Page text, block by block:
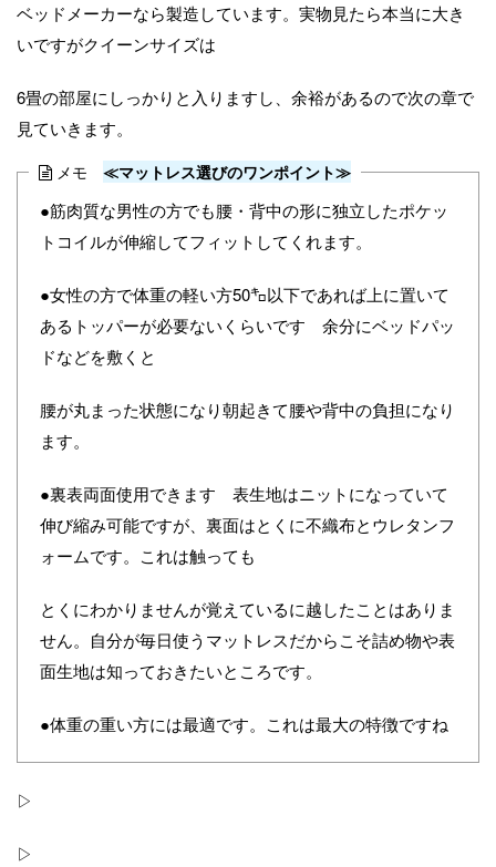
ベッドメーカーなら製造しています。実物見たら本当に大き
いですがクイーンサイズは
6畳の部屋にしっかりと入りますし、余裕があるので次の章で
見ていきます。
メモ ≪マットレス選びのワンポイント≫
●筋肉質な男性の方でも腰・背中の形に独立したポケッ
トコイルが伸縮してフィットしてくれます。
●女性の方で体重の軽い方50㌔以下であれば上に置いて
あるトッパーが必要ないくらいです 余分にベッドパッ
ドなどを敷くと
腰が丸まった状態になり朝起きて腰や背中の負担になり
ます。
●裏表両面使用できます 表生地はニットになっていて
伸び縮み可能ですが、裏面はとくに不織布とウレタンフ
ォームです。これは触っても
とくにわかりませんが覚えているに越したことはありま
せん。自分が毎日使うマットレスだからこそ詰め物や表
面生地は知っておきたいところです。
●体重の重い方には最適です。これは最大の特徴ですね
▷
▷